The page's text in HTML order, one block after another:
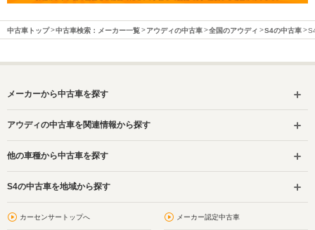
中古車トップ 中古車検索：メーカー一覧 アウディの中古車 全国のアウディ S4の中古車
メーカーから中古車を探す
アウディの中古車を関連情報から探す
他の車種から中古車を探す
S4の中古車を地域から探す
カーセンサートップへ メーカー認定中古車